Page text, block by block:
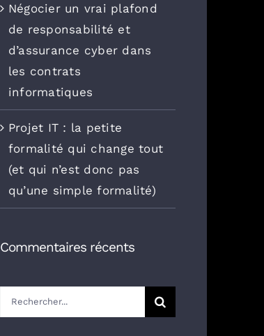
Négocier un vrai plafond
de responsabilité et
d’assurance cyber dans
les contrats
informatiques
Projet IT : la petite
formalité qui change tout
(et qui n’est donc pas
qu’une simple formalité)
Commentaires récents
Rechercher: